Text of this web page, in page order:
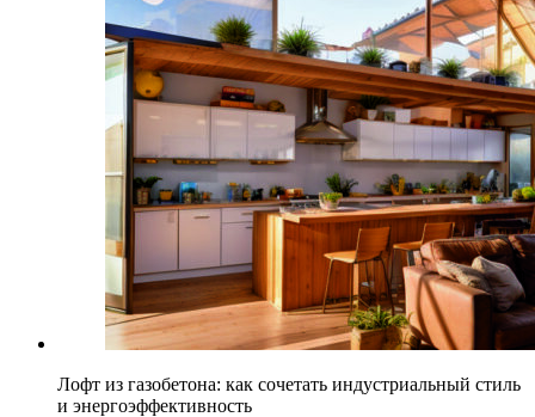
Лофт из газобетона: как сочетать индустриальный стиль
и энергоэффективность